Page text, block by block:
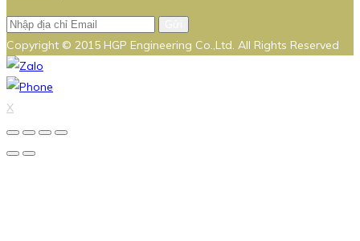
Copyright © 2015 HGP Engineering Co.,Ltd. All Rights Reserved
X